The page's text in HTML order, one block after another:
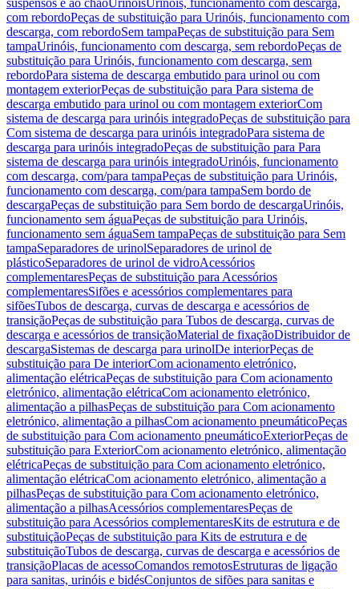
suspensos e ao chãoUrinóisUrinóis, funcionamento com descarga,
com rebordoPeças de substituição para Urinóis, funcionamento com
descarga, com rebordoSem tampaPeças de substituição para Sem
tampaUrinóis, funcionamento com descarga, sem rebordoPeças de
substituição para Urinóis, funcionamento com descarga, sem
rebordoPara sistema de descarga embutido para urinol ou com
montagem exteriorPeças de substituição para Para sistema de
descarga embutido para urinol ou com montagem exteriorCom
sistema de descarga para urinóis integradoPeças de substituição para
Com sistema de descarga para urinóis integradoPara sistema de
descarga para urinóis integradoPeças de substituição para Para
sistema de descarga para urinóis integradoUrinóis, funcionamento
com descarga, com/para tampaPeças de substituição para Urinóis,
funcionamento com descarga, com/para tampaSem bordo de
descargaPeças de substituição para Sem bordo de descargaUrinóis,
funcionamento sem águaPeças de substituição para Urinóis,
funcionamento sem águaSem tampaPeças de substituição para Sem
tampaSeparadores de urinolSeparadores de urinol de
plásticoSeparadores de urinol de vidroAcessórios
complementaresPeças de substituição para Acessórios
complementaresSifões e acessórios complementares para
sifõesTubos de descarga, curvas de descarga e acessórios de
transiçãoPeças de substituição para Tubos de descarga, curvas de
descarga e acessórios de transiçãoMaterial de fixaçãoDistribuidor de
descargaSistemas de descarga para urinolDe interiorPeças de
substituição para De interiorCom acionamento eletrónico,
alimentação elétricaPeças de substituição para Com acionamento
eletrónico, alimentação elétricaCom acionamento eletrónico,
alimentação a pilhasPeças de substituição para Com acionamento
eletrónico, alimentação a pilhasCom acionamento pneumáticoPeças
de substituição para Com acionamento pneumáticoExteriorPeças de
substituição para ExteriorCom acionamento eletrónico, alimentação
elétricaPeças de substituição para Com acionamento eletrónico,
alimentação elétricaCom acionamento eletrónico, alimentação a
pilhasPeças de substituição para Com acionamento eletrónico,
alimentação a pilhasAcessórios complementaresPeças de
substituição para Acessórios complementaresKits de estrutura e de
substituiçãoPeças de substituição para Kits de estrutura e de
substituiçãoTubos de descarga, curvas de descarga e acessórios de
transiçãoPlacas de acessoComandos remotosEstruturas de ligação
para sanitas, urinóis e bidésConjuntos de sifões para sanitas e